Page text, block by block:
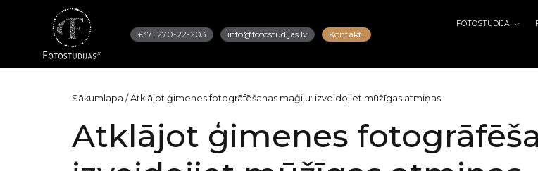
+371 270-22-203 info@fotostudijas.lv Kontakti
FOTOSTUDIJA
Sākumlapa / Atklājot ģimenes fotogrāfēšanas maģiju: izveidojiet mūžīgas atmiņas
Atklājot ģimenes